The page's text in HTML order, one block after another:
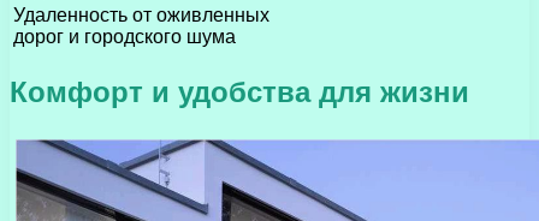
Удаленность от оживленных
дорог и городского шума
Комфорт и удобства для жизни